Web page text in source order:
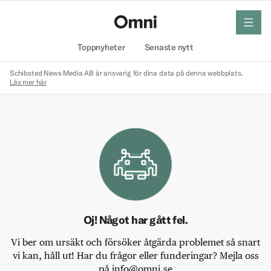
Toppnyheter Senaste nytt
meny
Schibsted News Media AB är ansvarig för dina data på denna webbplats.
Läs mer här
Oj! Något har gått fel.
Vi ber om ursäkt och försöker åtgärda problemet så snart
vi kan, håll ut! Har du frågor eller funderingar? Mejla oss